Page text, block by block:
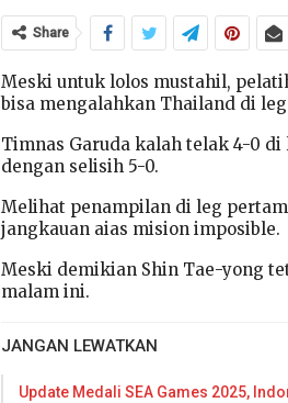
Share
Meski untuk lolos mustahil,
bisa mengalahkan Thailand di
Timnas Garuda kalah telak 4-0
dengan selisih 5-0.
Melihat penampilan di leg
jangkauan aias mision imposible.
Meski demikian Shin Tae-yong
malam ini.
JANGAN LEWATKAN
Update Medali SEA Games 2025,